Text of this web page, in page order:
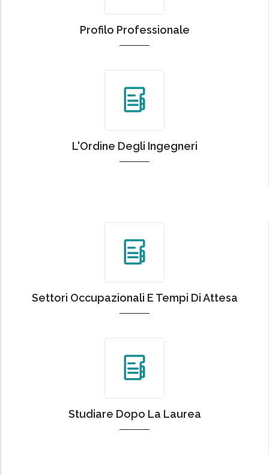
Profilo Professionale
L'Ordine Degli Ingegneri
Settori Occupazionali E Tempi Di Attesa
Studiare Dopo La Laurea